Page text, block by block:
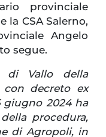
provinciale
la CSA Salerno,
Angelo
segue.
di Vallo della
con decreto ex
giugno 2024 ha
procedura,
di Agropoli, in